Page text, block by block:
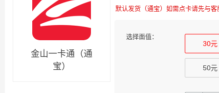
金山一卡通（通
宝）
默认发货（通宝）如需点卡请先与
选择面值：
30元
50元